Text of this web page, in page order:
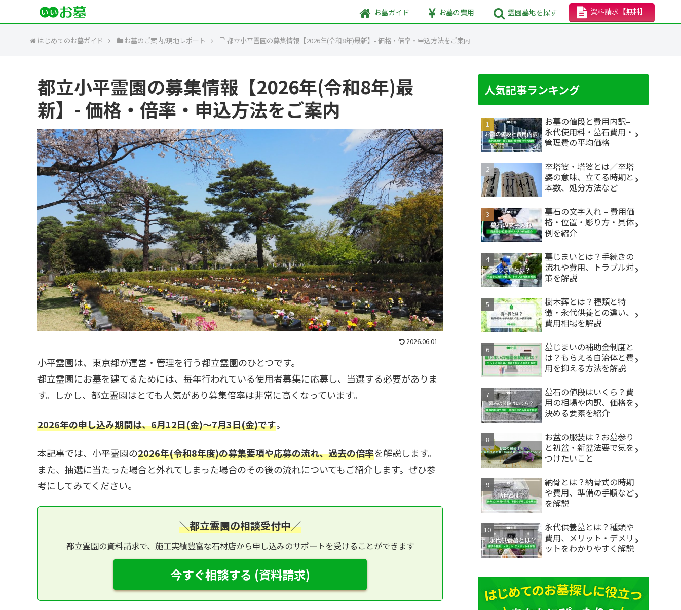
お墓ガイド お墓の費用 霊園墓地を探す 資料請求 【無料】
はじめてのお墓ガイド お墓のご案内/現地レポート 都立小平霊園の募集情報【2026年(令和8年)最新】- 価格・倍率・申込方法をご案内
都立小平霊園の募集情報【2026年(令和8年)最
新】- 価格・倍率・申込方法をご案内
2026.06.01
小平霊園は、東京都が運営・管理を行う都立霊園のひとつです。
都立霊園にお墓を建てるためには、毎年行われている使用者募集に応募し、当選する必要がありま
す。しかし、都立霊園はとても人気があり募集倍率は非常に高くなっています。
2026年の申し込み期間は、6月12日(金)～7月3日(金)です。
本記事では、小平霊園の2026年(令和8年度)の募集要項や応募の流れ、過去の倍率を解説します。
また、抽選に当たった場合と外れてしまった場合のその後の流れについてもご紹介します。ぜひ参
考にしてみてください。
＼都立霊園の相談受付中／
都立霊園の資料請求で、施工実績豊富な石材店から申し込みのサポートを受けることができます
今すぐ相談する (資料請求)
人気記事ランキング
お墓の値段と費用内訳–
永代使用料・墓石費用・
管理費の平均価格
卒塔婆・塔婆とは／卒塔
婆の意味、立てる時期と
本数、処分方法など
墓石の文字入れ – 費用価
格・位置・彫り方・具体
例を紹介
墓じまいとは？手続きの
流れや費用、トラブル対
策を解説
樹木葬とは？種類と特
徴・永代供養との違い、
費用相場を解説
墓じまいの補助金制度と
は？もらえる自治体と費
用を抑える方法を解説
墓石の値段はいくら？費
用の相場や内訳、価格を
決める要素を紹介
お盆の服装は？お墓参り
と初盆・新盆法要で気を
つけたいこと
納骨とは？納骨式の時期
や費用、準備の手順など
を解説
永代供養墓とは？種類や
費用、メリット・デメリ
ットをわかりやすく解説